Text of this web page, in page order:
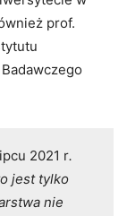
prof.
2021 r.
jest tylko
nie